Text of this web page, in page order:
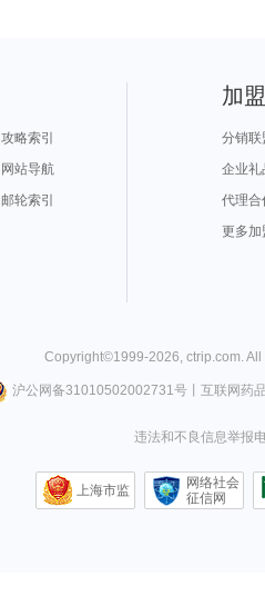
攻略索引
网站导航
邮轮索引
加
分销联
企业礼
代理合
更多加
Copyright©1999-2026 ctrip.com .
沪公网备31010502002731号丨 互联网药
违法和不良信息举报
上海市监
网络社会
征信网